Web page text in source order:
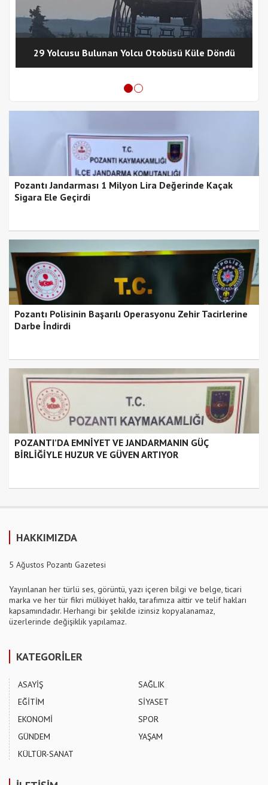
29 Yolcusu Bulunan Yolcu Otobüsü Küle Döndü
Pozantı Jandarması 1 Milyon Lira Değerinde Kaçak
Sigara Ele Geçirdi
Pozantı Polisinin Başarılı Operasyonu Zehir Tacirlerine
Darbe İndirdi
POZANTI’DA EMNİYET VE JANDARMANIN GÜÇ
BİRLİĞİYLE HUZUR VE GÜVEN ARTIYOR
HAKKIMIZDA
5 Ağustos Pozantı Gazetesi
Yayınlanan her türlü ses, görüntü, yazı içeren bilgi ve belge, ticari
marka ve her tür fikri mülkiyet hakkı, tarafımıza aittir ve telif hakları
kapsamındadır. Herhangi bir şekilde izinsiz kopyalanamaz,
üzerlerinde değişiklik yapılamaz.
KATEGORİLER
ASAYİŞ
EĞİTİM
EKONOMİ
GÜNDEM
KÜLTÜR-SANAT
SAĞLIK
SİYASET
SPOR
YAŞAM